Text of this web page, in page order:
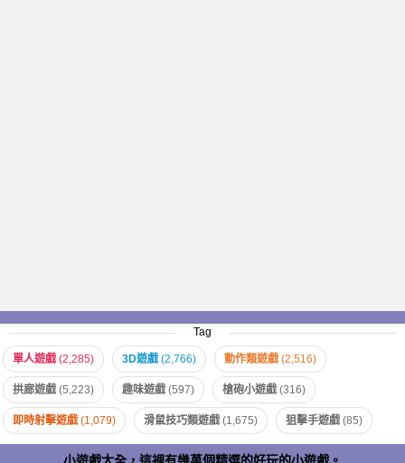
Tag
單人遊戲 (2,285) 3D遊戲 (2,766) 動作類遊戲 (2,516)
拱廊遊戲 (5,223) 趣味遊戲 (597) 槍砲小遊戲 (316)
即時射擊遊戲 (1,079) 滑鼠技巧類遊戲 (1,675) 狙擊手遊戲 (85)